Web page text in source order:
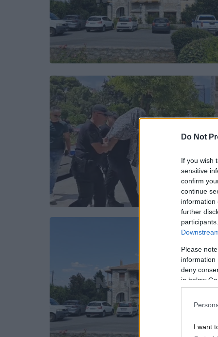
Do Not
If you wish
sensitive
confirm
continue
information
further
Please
information
deny
in below
I want